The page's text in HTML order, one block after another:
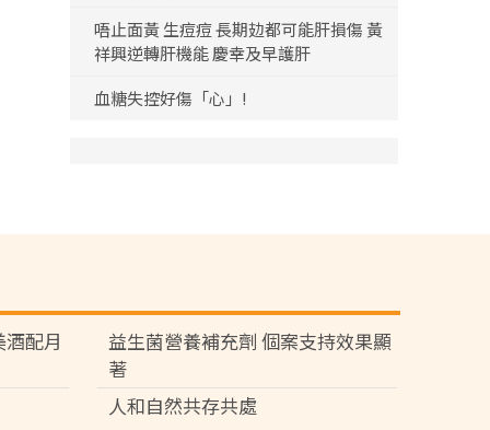
唔止面黃 生痘痘 長期攰都可能肝損傷 黃
祥興逆轉肝機能 慶幸及早護肝
血糖失控好傷「心」!
配月
益生菌營養補充劑 個案支持效果顯
著
人和自然共存共處